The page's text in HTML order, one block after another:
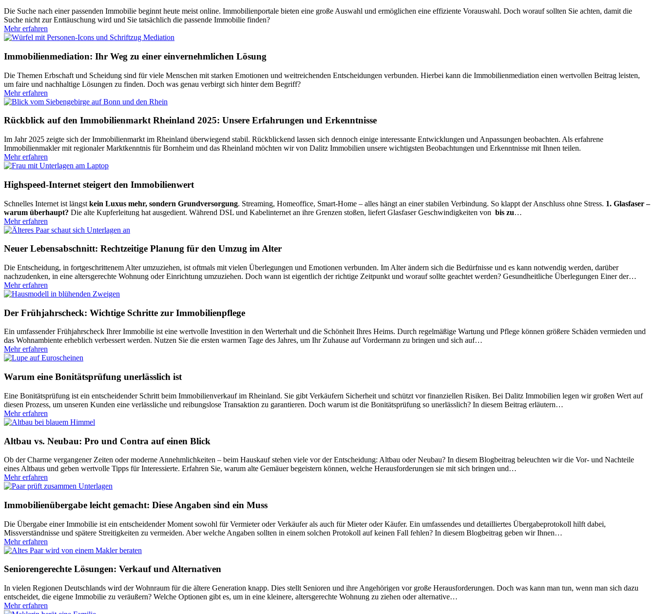
Die Suche nach einer passenden Immobilie beginnt heute meist online. Immobilienportale bieten eine große Auswahl und ermöglichen eine effiziente Vorauswahl. Doch worauf sollten Sie achten, damit die
Suche nicht zur Enttäuschung wird und Sie tatsächlich die passende Immobilie finden?
Mehr erfahren
Immobilienmediation: Ihr Weg zu einer einvernehmlichen Lösung
Die Themen Erbschaft und Scheidung sind für viele Menschen mit starken Emotionen und weitreichenden Entscheidungen verbunden. Hierbei kann die Immobilienmediation einen wertvollen Beitrag leisten,
um faire und nachhaltige Lösungen zu finden. Doch was genau verbirgt sich hinter dem Begriff?
Mehr erfahren
Rückblick auf den Immobilienmarkt Rheinland 2025: Unsere Erfahrungen und Erkenntnisse
Im Jahr 2025 zeigte sich der Immobilienmarkt im Rheinland überwiegend stabil. Rückblickend lassen sich dennoch einige interessante Entwicklungen und Anpassungen beobachten. Als erfahrene
Immobilienmakler mit regionaler Marktkenntnis für Bornheim und das Rheinland möchten wir von Dalitz Immobilien unsere wichtigsten Beobachtungen und Erkenntnisse mit Ihnen teilen.
Mehr erfahren
Highspeed-Internet steigert den Immobilienwert
Schnelles Internet ist längst kein Luxus mehr, sondern Grundversorgung. Streaming, Homeoffice, Smart-Home – alles hängt an einer stabilen Verbindung. So klappt der Anschluss ohne Stress. 1. Glasfaser –
warum überhaupt? Die alte Kupferleitung hat ausgedient. Während DSL und Kabelinternet an ihre Grenzen stoßen, liefert Glasfaser Geschwindigkeiten von bis zu…
Mehr erfahren
Neuer Lebensabschnitt: Rechtzeitige Planung für den Umzug im Alter
Die Entscheidung, in fortgeschrittenem Alter umzuziehen, ist oftmals mit vielen Überlegungen und Emotionen verbunden. Im Alter ändern sich die Bedürfnisse und es kann notwendig werden, darüber
nachzudenken, in eine altersgerechte Wohnung oder Einrichtung umzuziehen. Doch wann ist eigentlich der richtige Zeitpunkt und worauf sollte geachtet werden? Gesundheitliche Überlegungen Einer der…
Mehr erfahren
Der Frühjahrscheck: Wichtige Schritte zur Immobilienpflege
Ein umfassender Frühjahrscheck Ihrer Immobilie ist eine wertvolle Investition in den Werterhalt und die Schönheit Ihres Heims. Durch regelmäßige Wartung und Pflege können größere Schäden vermieden und
das Wohnambiente erheblich verbessert werden. Nutzen Sie die ersten warmen Tage des Jahres, um Ihr Zuhause auf Vordermann zu bringen und sich auf…
Mehr erfahren
Warum eine Bonitätsprüfung unerlässlich ist
Eine Bonitätsprüfung ist ein entscheidender Schritt beim Immobilienverkauf im Rheinland. Sie gibt Verkäufern Sicherheit und schützt vor finanziellen Risiken. Bei Dalitz Immobilien legen wir großen Wert auf
diesen Prozess, um unseren Kunden eine verlässliche und reibungslose Transaktion zu garantieren. Doch warum ist die Bonitätsprüfung so unerlässlich? In diesem Beitrag erläutern…
Mehr erfahren
Altbau vs. Neubau: Pro und Contra auf einen Blick
Ob der Charme vergangener Zeiten oder moderne Annehmlichkeiten – beim Hauskauf stehen viele vor der Entscheidung: Altbau oder Neubau? In diesem Blogbeitrag beleuchten wir die Vor- und Nachteile
eines Altbaus und geben wertvolle Tipps für Interessierte. Erfahren Sie, warum alte Gemäuer begeistern können, welche Herausforderungen sie mit sich bringen und…
Mehr erfahren
Immobilienübergabe leicht gemacht: Diese Angaben sind ein Muss
Die Übergabe einer Immobilie ist ein entscheidender Moment sowohl für Vermieter oder Verkäufer als auch für Mieter oder Käufer. Ein umfassendes und detailliertes Übergabeprotokoll hilft dabei,
Missverständnisse und spätere Streitigkeiten zu vermeiden. Aber welche Angaben sollten in einem solchen Protokoll auf keinen Fall fehlen? In diesem Blogbeitrag geben wir Ihnen…
Mehr erfahren
Seniorengerechte Lösungen: Verkauf und Alternativen
In vielen Regionen Deutschlands wird der Wohnraum für die ältere Generation knapp. Dies stellt Senioren und ihre Angehörigen vor große Herausforderungen. Doch was kann man tun, wenn man sich dazu
entscheidet, die eigene Immobilie zu veräußern? Welche Optionen gibt es, um in eine kleinere, altersgerechte Wohnung zu ziehen oder alternative…
Mehr erfahren